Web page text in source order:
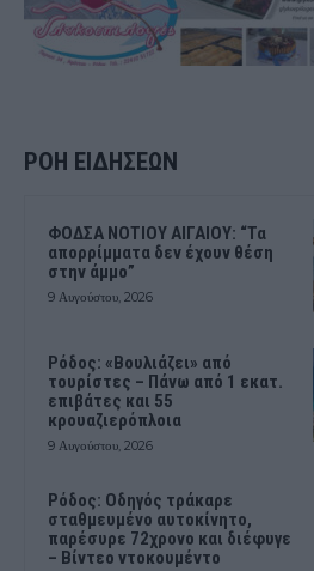
ΡΟΗ ΕΙΔΗΣΕΩΝ
ΦΟΔΣΑ ΝΟΤΙΟΥ ΑΙΓΑΙΟΥ: “Τα
απορρίμματα δεν έχουν θέση
στην άμμο”
9 Αυγούστου, 2026
Ρόδος: «Βουλιάζει» από
τουρίστες – Πάνω από 1 εκατ.
επιβάτες και 55
κρουαζιερόπλοια
9 Αυγούστου, 2026
Ρόδος: Οδηγός τράκαρε
σταθμευμένο αυτοκίνητο,
παρέσυρε 72χρονο και διέφυγε
– Βίντεο ντοκουμέντο